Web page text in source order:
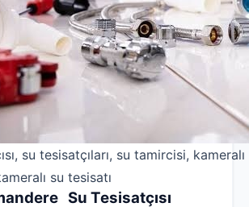
su tesisatçıları, su tamircisi,
su tesisatı
Su Tesisatçısı